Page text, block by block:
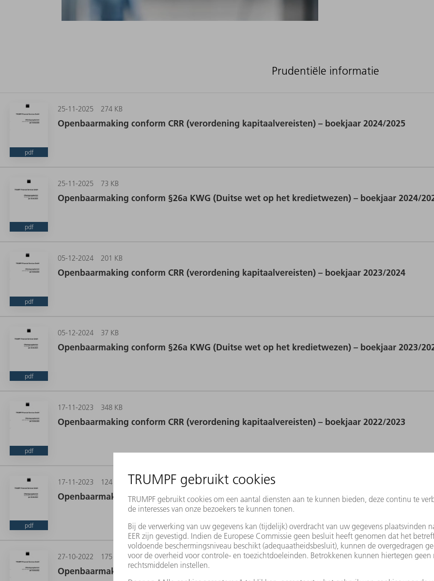
Prudentiële informatie
pdf
25-11-2025 274 KB
Openbaarmaking conform CRR (verordening kapitaalvereisten) – boekjaar 2024/2025
pdf
25-11-2025 73 KB
Openbaarmaking conform §26a KWG (Duitse wet op het kredietwezen) – boekjaar 2024/
pdf
05-12-2024 201 KB
Openbaarmaking conform CRR (verordening kapitaalvereisten) – boekjaar 2023/2024
pdf
05-12-2024 37 KB
Openbaarmaking conform §26a KWG (Duitse wet op het kredietwezen) – boekjaar 2023/
pdf
17-11-2023 348 KB
Openbaarmaking conform CRR (verordening kapitaalvereisten) – boekjaar 2022/2023
pdf
17-11-2023 124 KB
Openbaarmaking conform §26a KWG (Duitse wet op het kredietwezen) – boekjaar 2022/
27-10-2022 175 KB
Openbaarmaking conform CRR (verordening kapitaalvereisten) – boekjaar 2021/2022